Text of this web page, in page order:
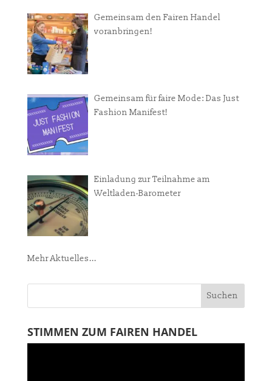
Gemeinsam den Fairen Handel
voranbringen!
Gemeinsam für faire Mode: Das Just
Fashion Manifest!
Einladung zur Teilnahme am
Weltladen-Barometer
Mehr Aktuelles...
STIMMEN ZUM FAIREN HANDEL